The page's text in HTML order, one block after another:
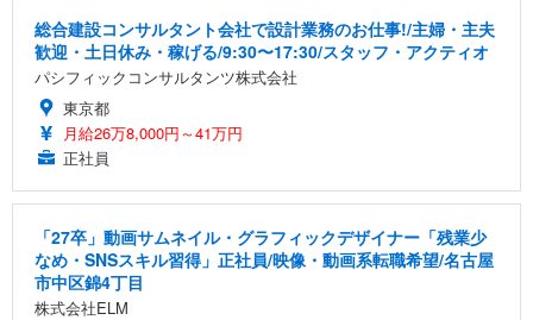
総合建設コンサルタント会社で設計業務のお仕事!/主婦・主夫
歓迎・土日休み・稼げる/9:30〜17:30/スタッフ・アクティオ
パシフィックコンサルタンツ株式会社
東京都
月給26万8,000円～41万円
正社員
「27卒」動画サムネイル・グラフィックデザイナー「残業少
なめ・SNSスキル習得」正社員/映像・動画系転職希望/名古屋
市中区錦4丁目
株式会社ELM